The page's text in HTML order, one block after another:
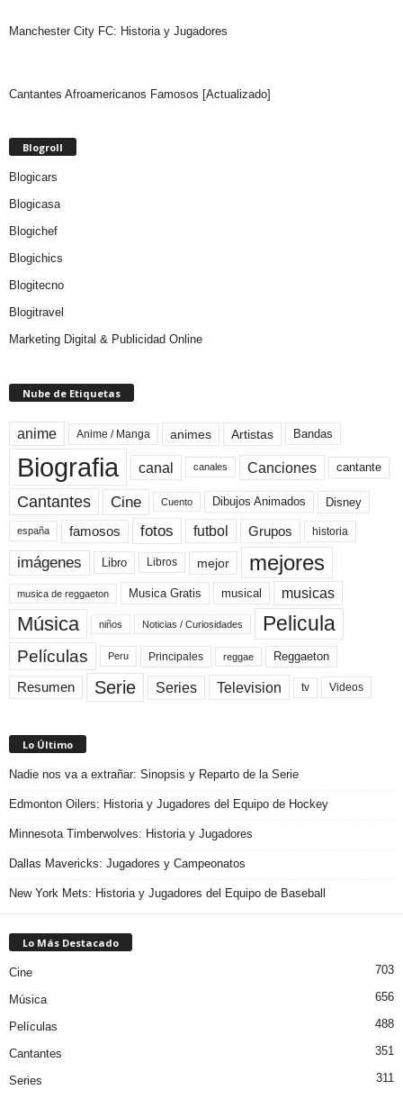
Manchester City FC: Historia y Jugadores
Cantantes Afroamericanos Famosos [Actualizado]
Blogroll
Blogicars
Blogicasa
Blogichef
Blogichics
Blogitecno
Blogitravel
Marketing Digital & Publicidad Online
Nube de Etiquetas
anime Anime / Manga animes Artistas Bandas
Biografia canal canales Canciones cantante
Cantantes Cine Cuento Dibujos Animados Disney
españa famosos fotos futbol Grupos historia
imágenes Libro Libros mejor mejores
musica de reggaeton Musica Gratis musical musicas
Música niños Noticias / Curiosidades Pelicula
Películas Peru Principales reggae Reggaeton
Resumen Serie Series Television tv Videos
Lo Último
Nadie nos va a extrañar: Sinopsis y Reparto de la Serie
Edmonton Oilers: Historia y Jugadores del Equipo de Hockey
Minnesota Timberwolves: Historia y Jugadores
Dallas Mavericks: Jugadores y Campeonatos
New York Mets: Historia y Jugadores del Equipo de Baseball
Lo Más Destacado
Cine 703
Música 656
Películas 488
Cantantes 351
Series
311